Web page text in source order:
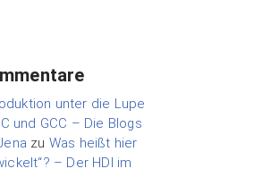
unter die Lupe
und GCC – Die Blogs
zu Was heißt hier
– Der HDI im